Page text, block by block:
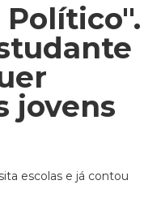
jovens
escolas e já contou